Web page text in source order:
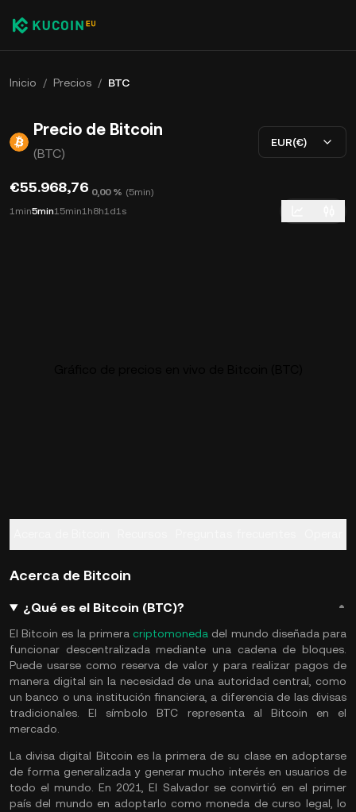
Inicio / Precios / BTC
Precio de Bitcoin
(BTC)
EUR(€)
€55.968,76 0,00 % (5min)
1min5min15min1h8h1d1s
Acerca de Bitcoin
¿Qué es el Bitcoin (BTC)?
El Bitcoin es la primera criptomoneda del mundo diseñada para
funcionar descentralizada mediante una cadena de bloques.
Puede usarse como reserva de valor y para realizar pagos de
manera digital sin la necesidad de una autoridad central, como
un banco o una institución financiera, a diferencia de las divisas
tradicionales. El símbolo BTC representa al Bitcoin en el
mercado.
La divisa digital Bitcoin es la primera de su clase en adoptarse
de forma generalizada y generar mucho interés en usuarios de
todo el mundo. En 2021, El Salvador se convirtió en el primer
país del mundo en adoptarlo como moneda de curso legal, lo